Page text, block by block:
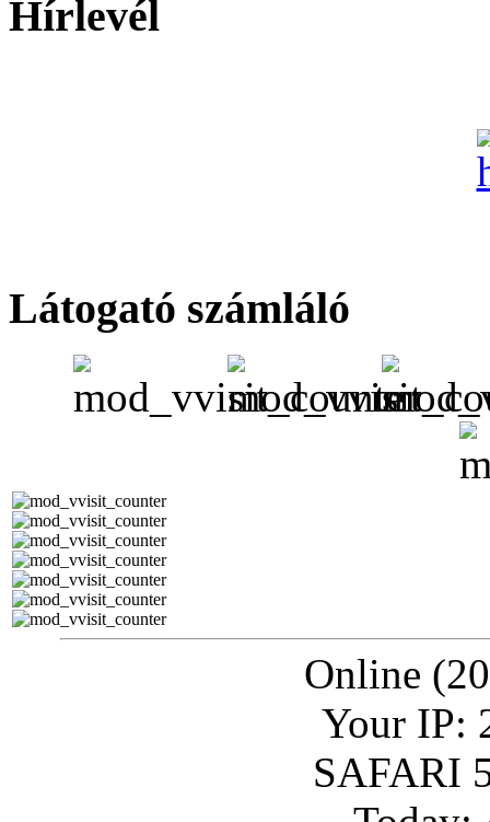
Hírlevél
Látogató számláló
Online
Your IP:
SAFARI